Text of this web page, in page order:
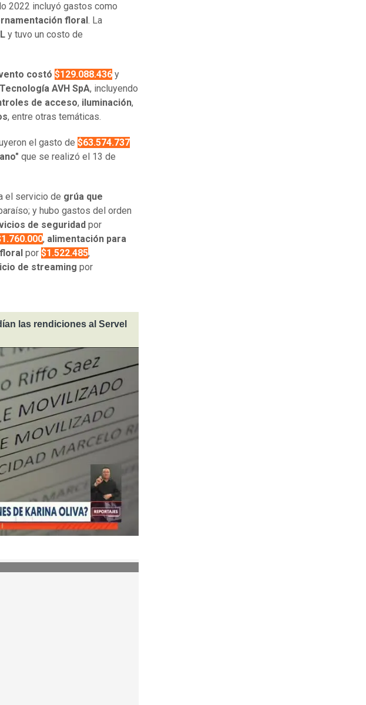
2022 incluyó gastos como
floral . La
y tuvo un costo de
costó $129.088.436 y
AVH SpA, incluyendo
de acceso, iluminación,
, entre otras temáticas.
el gasto de $63.574.737
que se realizó el 13 de
el servicio de grúa que
y hubo gastos del orden
de seguridad por
, alimentación para
por $1.522.485,
de streaming por
las rendiciones al Servel